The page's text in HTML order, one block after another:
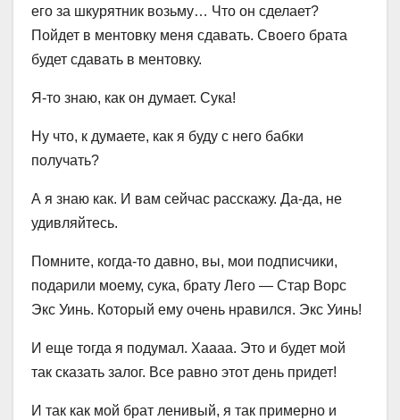
его за шкурятник возьму… Что он сделает?
Пойдет в ментовку меня сдавать. Своего брата
будет сдавать в ментовку.
Я-то знаю, как он думает. Сука!
Ну что, к думаете, как я буду с него бабки
получать?
А я знаю как. И вам сейчас расскажу. Да-да, не
удивляйтесь.
Помните, когда-то давно, вы, мои подписчики,
подарили моему, сука, брату Лего — Стар Ворс
Экс Уинь. Который ему очень нравился. Экс Уинь!
И еще тогда я подумал. Хаааа. Это и будет мой
так сказать залог. Все равно этот день придет!
И так как мой брат ленивый, я так примерно и